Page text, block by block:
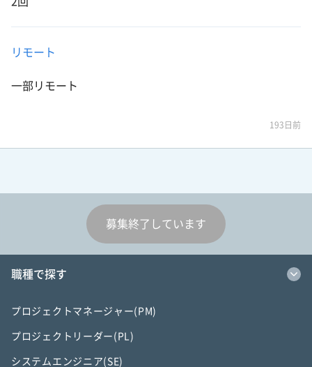
リモート
一部リモート
193日前
募集終了しています
職種で探す
プロジェクトマネージャー(PM)
プロジェクトリーダー(PL)
システムエンジニア(SE)